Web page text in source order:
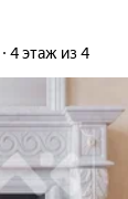
4 этаж из 4